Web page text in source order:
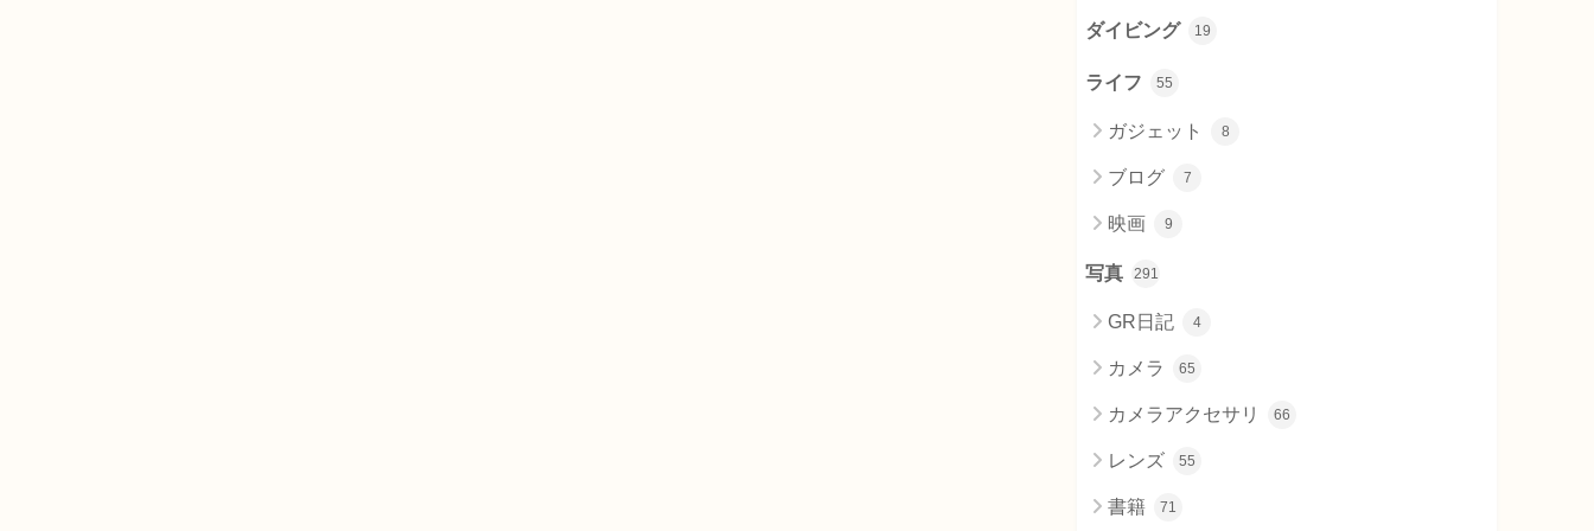
ダイビング 19
ライフ 55
ガジェット 8
ブログ 7
映画 9
写真 291
GR日記 4
カメラ 65
カメラアクセサリ 66
レンズ 55
書籍 71